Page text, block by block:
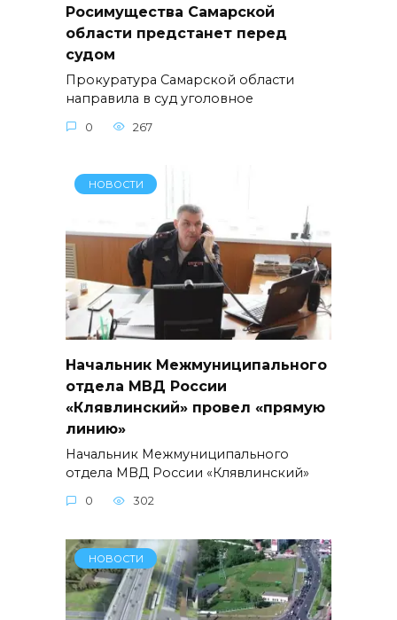
Росимущества Самарской
области предстанет перед
судом
Прокуратура Самарской области
направила в суд уголовное
0 267
НОВОСТИ
Начальник Межмуниципального
отдела МВД России
«Клявлинский» провел «прямую
линию»
Начальник Межмуниципального
отдела МВД России «Клявлинский»
0 302
НОВОСТИ